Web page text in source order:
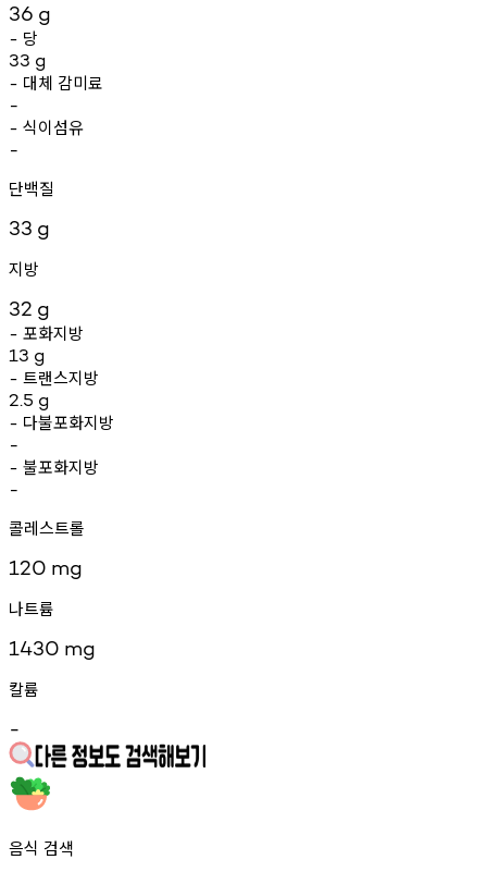
36 g
- 당
33 g
- 대체 감미료
-
- 식이섬유
-
단백질
33 g
지방
32 g
- 포화지방
13 g
- 트랜스지방
2.5 g
- 다불포화지방
-
- 불포화지방
-
콜레스트롤
120 mg
나트륨
1430 mg
칼륨
-
음식 검색